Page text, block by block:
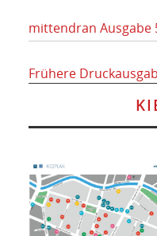
mittendran Ausgabe
Frühere